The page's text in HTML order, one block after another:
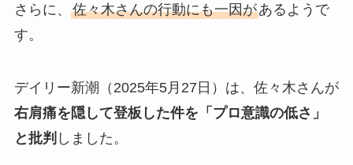
さらに、 佐々木さんの行動にも一因があるようで
す。
デイリー新潮（2025年5月27日）は、佐々木さんが
右肩痛を隠して登板した件を「プロ意識の低さ」
と批判 しました。